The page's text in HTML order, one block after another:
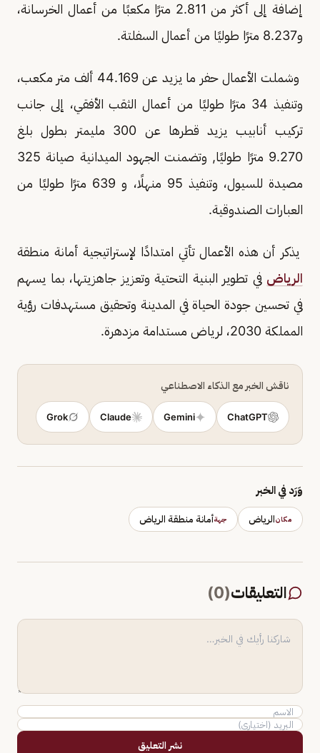
إضافة إلى أكثر من 2.811 مترًا مكعبًا من أعمال الخرسانة،
و8.237 مترًا طوليًا من أعمال السفلتة.
وشملت الأعمال حفر ما يزيد عن 44.169 ألف متر مكعب،
وتنفيذ 34 مترًا طوليًا من أعمال الثقب الأفقي، إلى جانب
تركيب أنابيب يزيد قطرها عن 300 مليمتر بطول بلغ
9.270 مترًا طوليًا, وتضمنت الجهود الميدانية صيانة 325
مصيدة للسيول، وتنفيذ 95 منهلًا، و 639 مترًا طوليًا من
العبارات الصندوقية.
يذكر أن هذه الأعمال تأتي امتدادًا لإستراتيجية أمانة منطقة
الرياض في تطوير البنية التحتية وتعزيز جاهزيتها، بما يسهم
في تحسين جودة الحياة في المدينة وتحقيق مستهدفات رؤية
المملكة 2030، لرياض مستدامة مزدهرة.
ناقش الخبر مع الذكاء الاصطناعي
ChatGPT
Gemini
Claude
Grok
وَرَد في الخبر
مكانالرياض جهةأمانة منطقة الرياض
التعليقات(
0
)
نشر التعليق